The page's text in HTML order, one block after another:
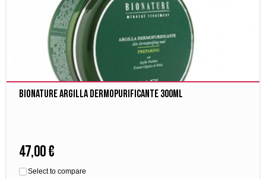
Bionature Argilla dermopurificante 300ml
47,00 €
Select to compare